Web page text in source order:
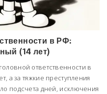
в РФ:
(14 лет)
ответственности в
а за тяжкие преступления
подсчета дней, исключения